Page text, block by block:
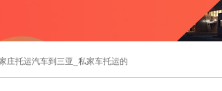
庄托运汽车到三亚_私家车托运的